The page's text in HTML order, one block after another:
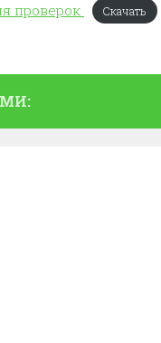
проверок Скачать